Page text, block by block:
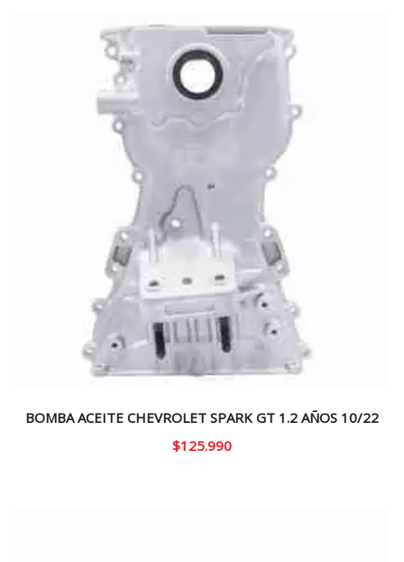
BOMBA ACEITE CHEVROLET SPARK GT 1.2 AÑOS 10/22
$125.990